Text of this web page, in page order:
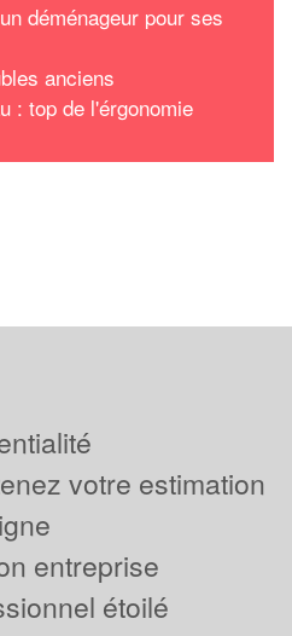
déménageur pour ses
anciens
: top de l'érgonomie
votre estimation
entreprise
étoilé